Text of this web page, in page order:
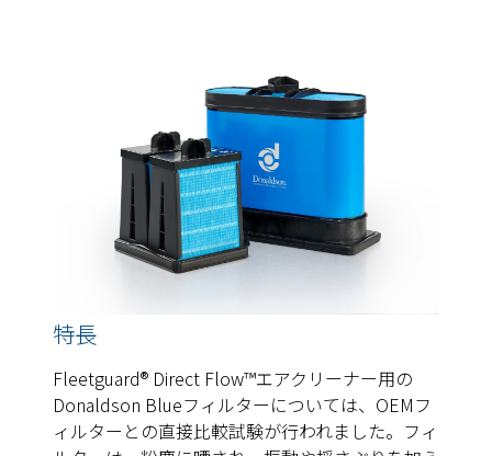
特長
Fleetguard® Direct Flow™エアクリーナー用の
Donaldson Blueフィルターについては、OEMフ
ィルターとの直接比較試験が行われました。フィ